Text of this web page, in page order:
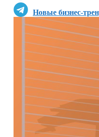
Новые бизнес-